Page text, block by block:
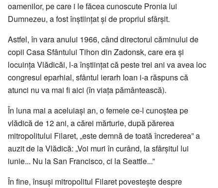
oamenilor, pe care i le făcea cunoscute Pronia lui
Dumnezeu, a fost înștiințat și de propriul sfârșit.
Astfel, în vara anului 1966, când directorul căminului de
copii Casa Sfântului Tihon din Zadonsk, care era și
locuința Vlădicăi, l-a înștiințat că peste trei ani va avea loc
congresul eparhial, sfântul ierarh Ioan i-a răspuns că
atunci nu va mai fi aici (în viața pământească).
În luna mai a aceluiași an, o femeie ce-l cunoștea pe
vlădică de 12 ani, a cărei mărturie, după părerea
mitropolitului Filaret, „este demnă de toată încrederea” a
auzit de la Vlădică: „Voi muri în curând, la sfârșitul lui
iunie... Nu la San Francisco, ci la Seattle...”
În fine, însuși mitropolitul Filaret povestește despre